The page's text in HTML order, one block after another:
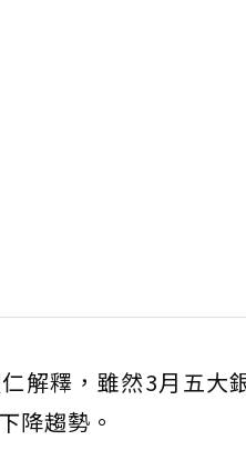
解釋，雖然3月五大
降趨勢。